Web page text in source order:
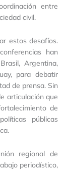
entre
civil.
estos desafíos.
han
Argentina,
para debatir
de prensa. Sin
articulación que
de
públicas
regional de
periodístico,